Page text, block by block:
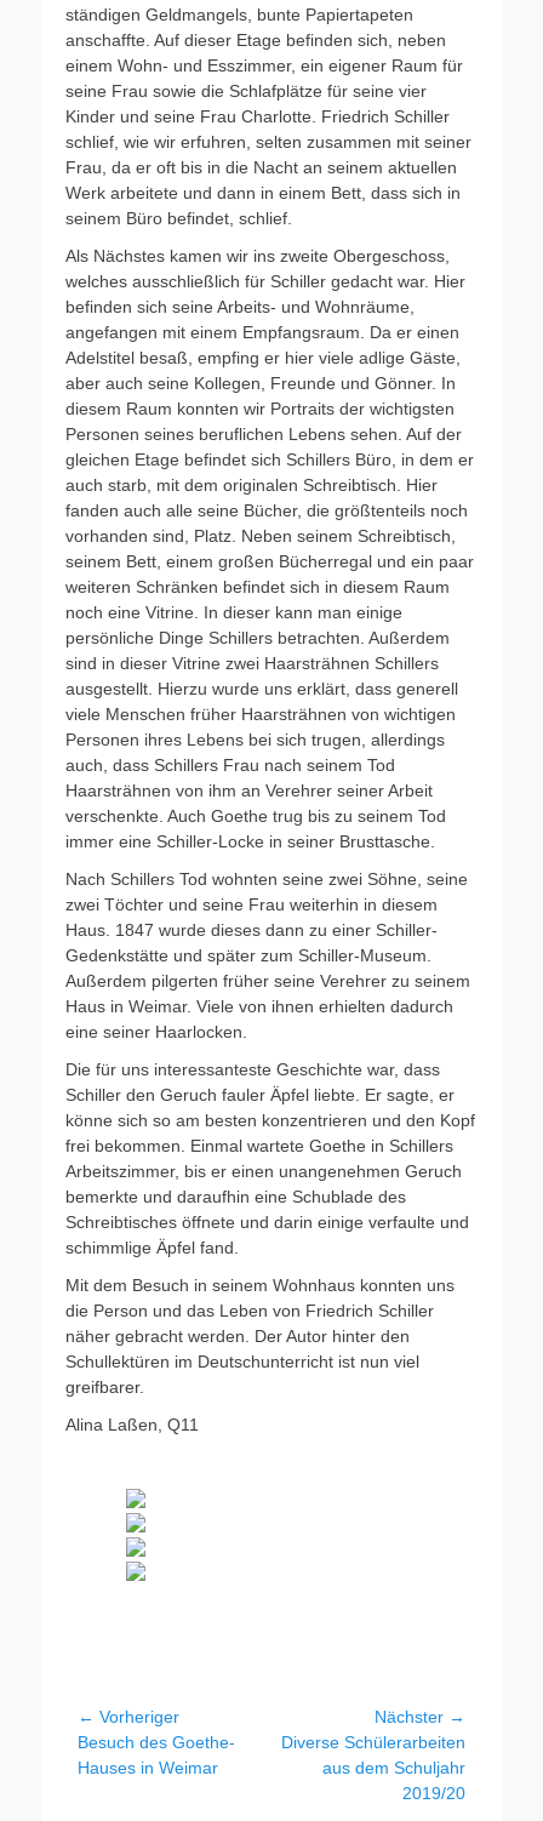
ständigen Geldmangels, bunte Papiertapeten
anschaffte. Auf dieser Etage befinden sich, neben
einem Wohn- und Esszimmer, ein eigener Raum für
seine Frau sowie die Schlafplätze für seine vier
Kinder und seine Frau Charlotte. Friedrich Schiller
schlief, wie wir erfuhren, selten zusammen mit seiner
Frau, da er oft bis in die Nacht an seinem aktuellen
Werk arbeitete und dann in einem Bett, dass sich in
seinem Büro befindet, schlief.
Als Nächstes kamen wir ins zweite Obergeschoss,
welches ausschließlich für Schiller gedacht war. Hier
befinden sich seine Arbeits- und Wohnräume,
angefangen mit einem Empfangsraum. Da er einen
Adelstitel besaß, empfing er hier viele adlige Gäste,
aber auch seine Kollegen, Freunde und Gönner. In
diesem Raum konnten wir Portraits der wichtigsten
Personen seines beruflichen Lebens sehen. Auf der
gleichen Etage befindet sich Schillers Büro, in dem er
auch starb, mit dem originalen Schreibtisch. Hier
fanden auch alle seine Bücher, die größtenteils noch
vorhanden sind, Platz. Neben seinem Schreibtisch,
seinem Bett, einem großen Bücherregal und ein paar
weiteren Schränken befindet sich in diesem Raum
noch eine Vitrine. In dieser kann man einige
persönliche Dinge Schillers betrachten. Außerdem
sind in dieser Vitrine zwei Haarsträhnen Schillers
ausgestellt. Hierzu wurde uns erklärt, dass generell
viele Menschen früher Haarsträhnen von wichtigen
Personen ihres Lebens bei sich trugen, allerdings
auch, dass Schillers Frau nach seinem Tod
Haarsträhnen von ihm an Verehrer seiner Arbeit
verschenkte. Auch Goethe trug bis zu seinem Tod
immer eine Schiller-Locke in seiner Brusttasche.
Nach Schillers Tod wohnten seine zwei Söhne, seine
zwei Töchter und seine Frau weiterhin in diesem
Haus. 1847 wurde dieses dann zu einer Schiller-
Gedenkstätte und später zum Schiller-Museum.
Außerdem pilgerten früher seine Verehrer zu seinem
Haus in Weimar. Viele von ihnen erhielten dadurch
eine seiner Haarlocken.
Die für uns interessanteste Geschichte war, dass
Schiller den Geruch fauler Äpfel liebte. Er sagte, er
könne sich so am besten konzentrieren und den Kopf
frei bekommen. Einmal wartete Goethe in Schillers
Arbeitszimmer, bis er einen unangenehmen Geruch
bemerkte und daraufhin eine Schublade des
Schreibtisches öffnete und darin einige verfaulte und
schimmlige Äpfel fand.
Mit dem Besuch in seinem Wohnhaus konnten uns
die Person und das Leben von Friedrich Schiller
näher gebracht werden. Der Autor hinter den
Schullektüren im Deutschunterricht ist nun viel
greifbarer.
Alina Laßen, Q11
Beitragsnavigation
← Vorheriger
Vorheriger
Beitrag:
Besuch des Goethe-
Hauses in Weimar
Nächster →
Nächster
Beitrag:
Diverse Schülerarbeiten
aus dem Schuljahr
2019/20